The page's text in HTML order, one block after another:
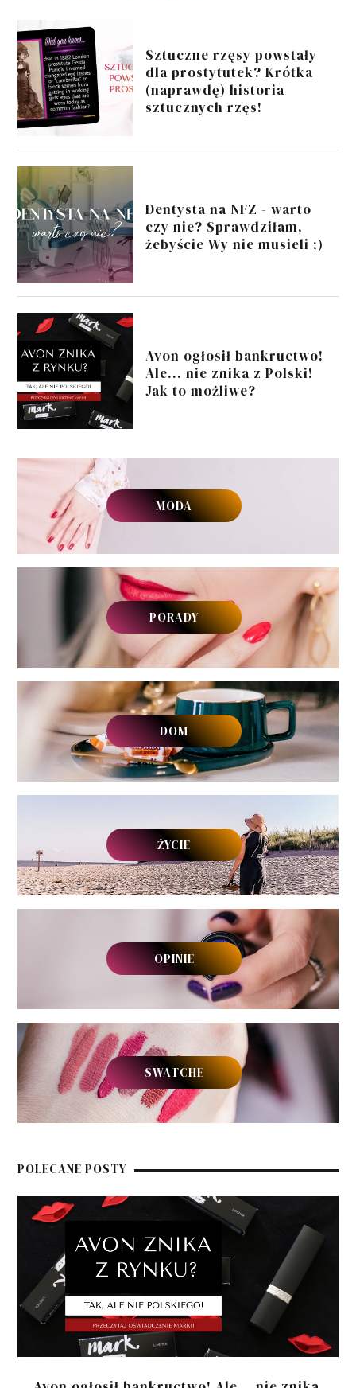
Sztuczne rzęsy powstały
dla prostytutek? Krótka
(naprawdę) historia
sztucznych rzęs!
Dentysta na NFZ - warto
czy nie? Sprawdziłam,
żebyście Wy nie musieli ;)
Avon ogłosił bankructwo!
Ale... nie znika z Polski!
Jak to możliwe?
MODA
PORADY
DOM
ŻYCIE
OPINIE
SWATCHE
POLECANE POSTY